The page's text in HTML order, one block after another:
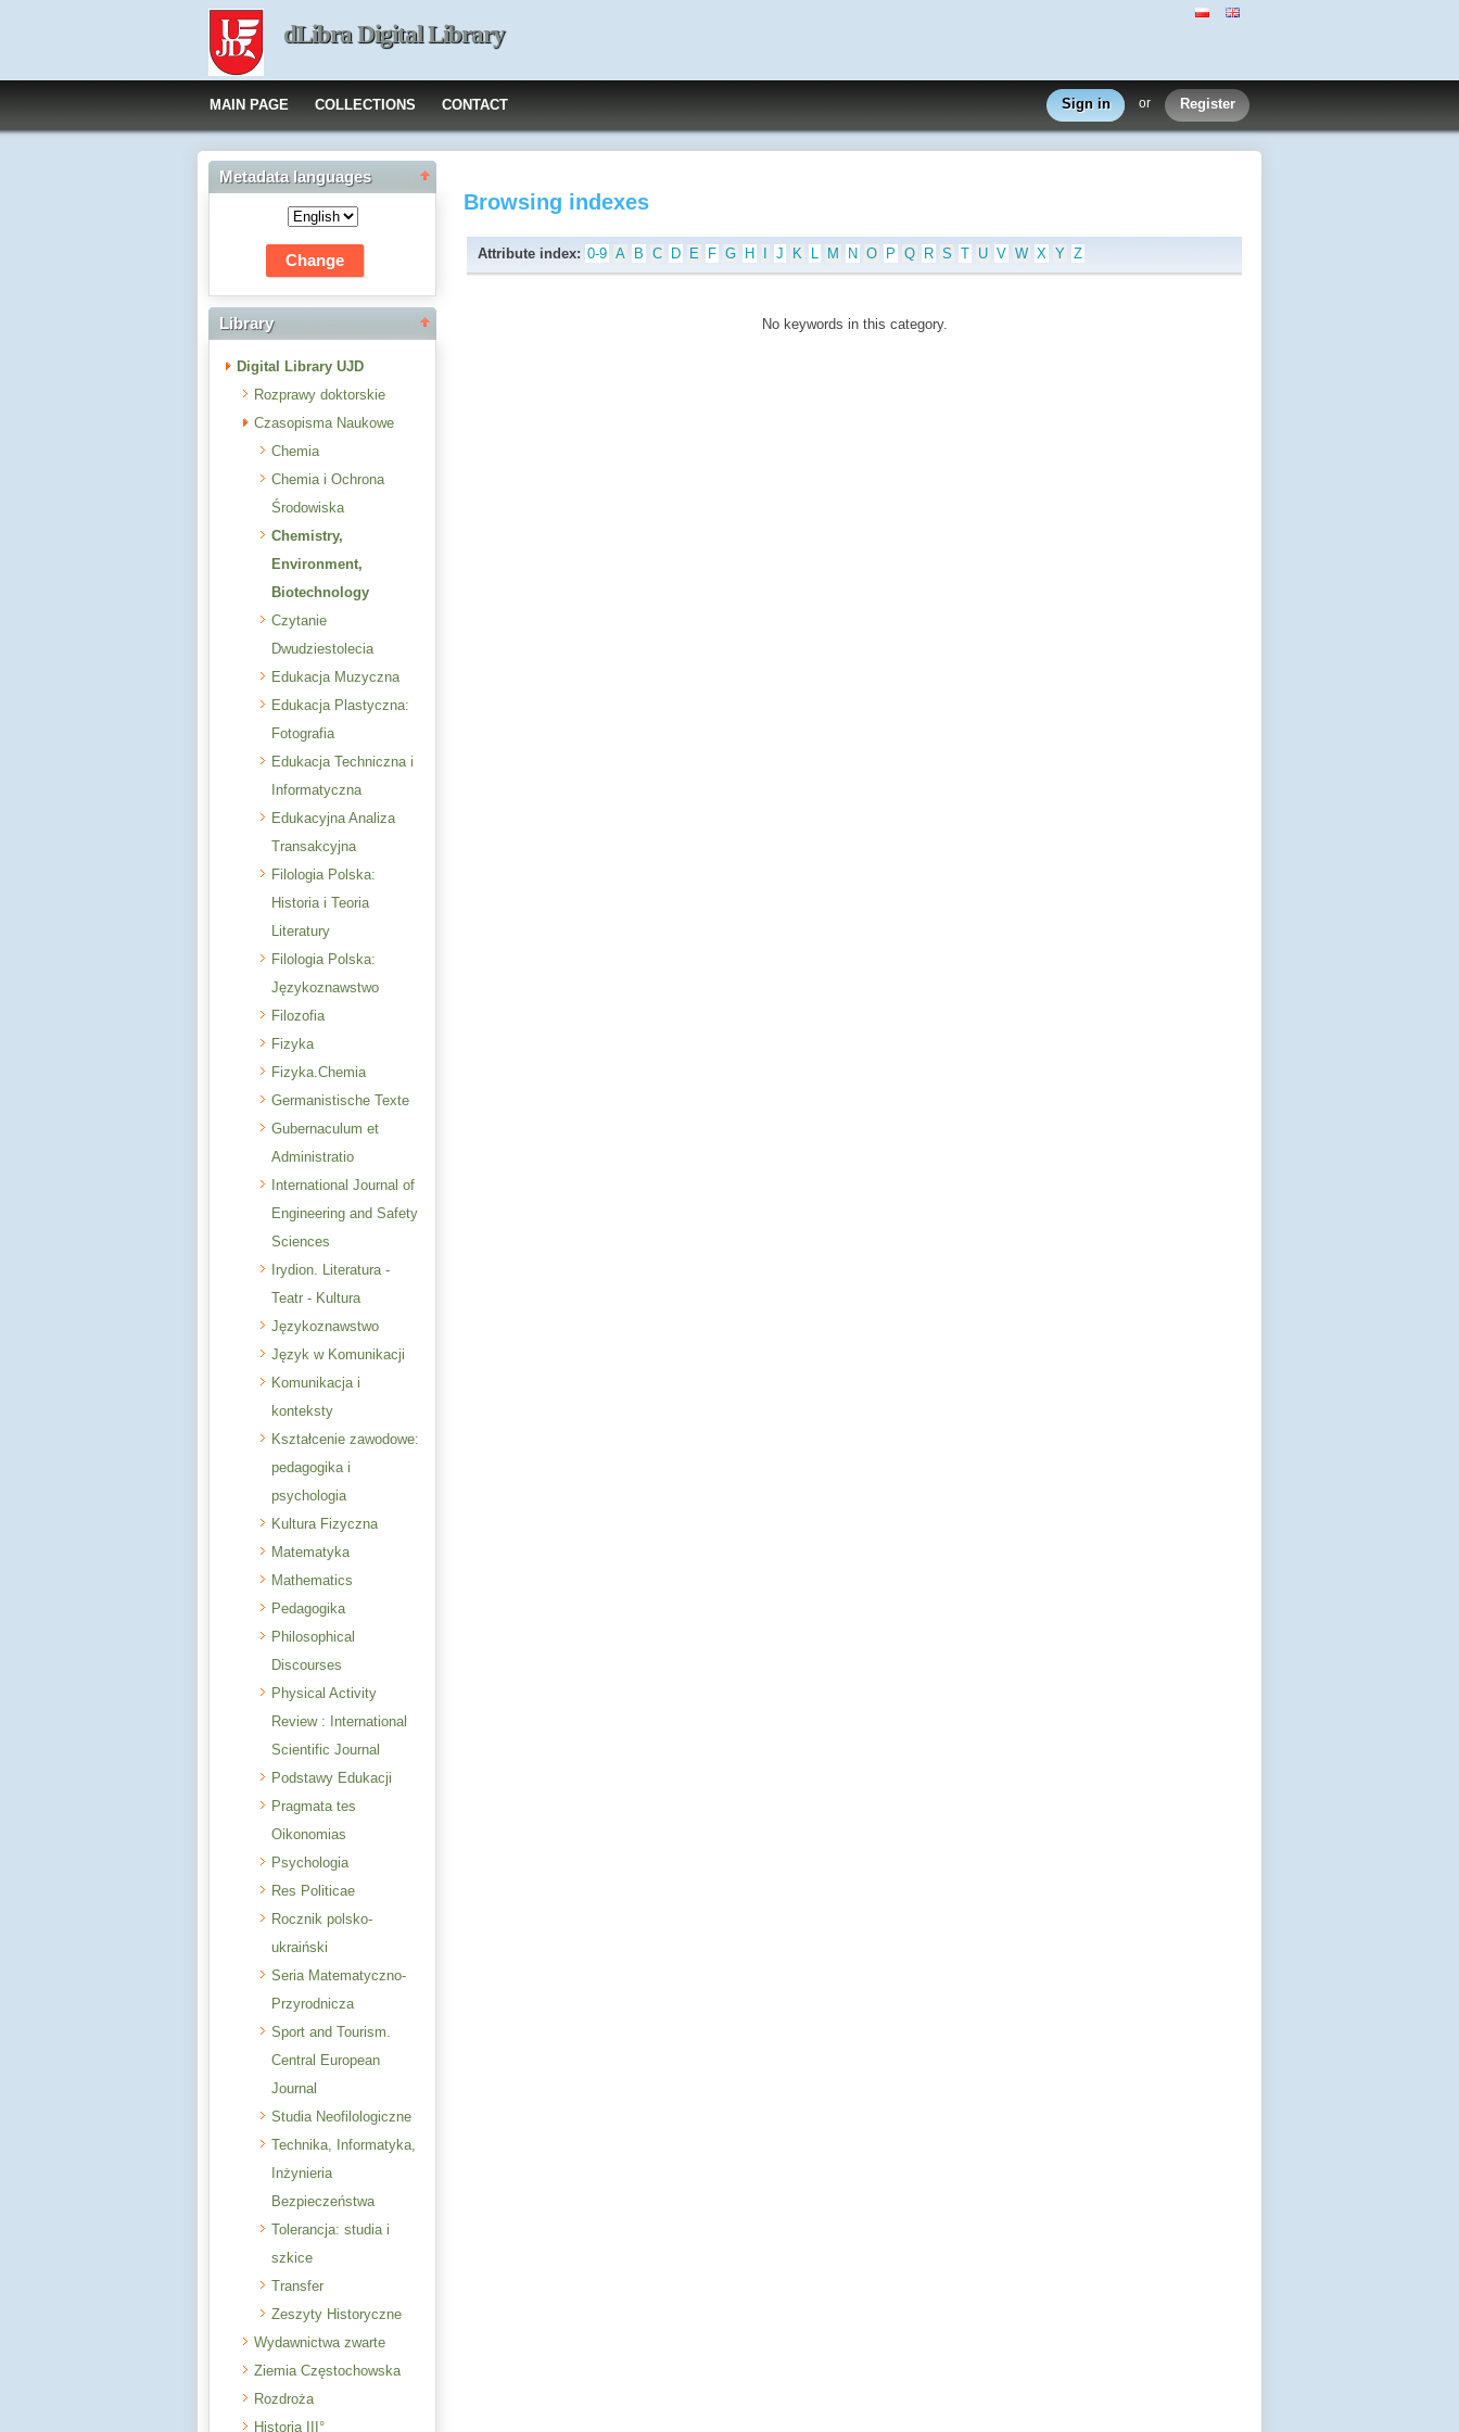
dLibra Digital Library
MAIN PAGE COLLECTIONS CONTACT Sign in or Register
Metadata languages
Library
Digital Library UJD
Rozprawy doktorskie
Czasopisma Naukowe
Chemia
Chemia i Ochrona
Środowiska
Chemistry,
Environment,
Biotechnology
Czytanie
Dwudziestolecia
Edukacja Muzyczna
Edukacja Plastyczna:
Fotografia
Edukacja Techniczna i
Informatyczna
Edukacyjna Analiza
Transakcyjna
Filologia Polska:
Historia i Teoria
Literatury
Filologia Polska:
Językoznawstwo
Filozofia
Fizyka
Fizyka.Chemia
Germanistische Texte
Gubernaculum et
Administratio
International Journal of
Engineering and Safety
Sciences
Irydion. Literatura -
Teatr - Kultura
Językoznawstwo
Język w Komunikacji
Komunikacja i
konteksty
Kształcenie zawodowe:
pedagogika i
psychologia
Kultura Fizyczna
Matematyka
Mathematics
Pedagogika
Philosophical
Discourses
Physical Activity
Review : International
Scientific Journal
Podstawy Edukacji
Pragmata tes
Oikonomias
Psychologia
Res Politicae
Rocznik polsko-
ukraiński
Seria Matematyczno-
Przyrodnicza
Sport and Tourism.
Central European
Journal
Studia Neofilologiczne
Technika, Informatyka,
Inżynieria
Bezpieczeństwa
Tolerancja: studia i
szkice
Transfer
Zeszyty Historyczne
Wydawnictwa zwarte
Ziemia Częstochowska
Rozdroża
Historia III°
Browsing indexes
Attribute index: 0-9 A B C D E F G H J K L M N O P Q R S T U V W X Y Z
No keywords in this category.